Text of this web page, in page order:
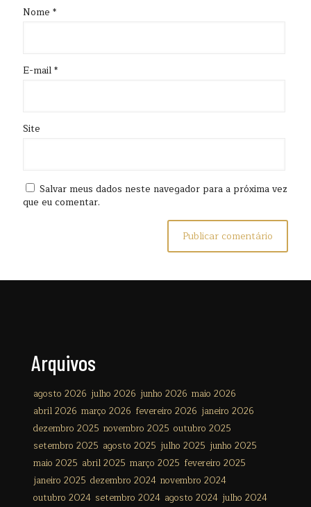
Nome *
E-mail*
Site
Salvar meus dados neste navegador para a próxima vez
que eu comentar.
Arquivos
agosto 2026 julho 2026 junho 2026 maio 2026
abril 2026 março 2026 fevereiro 2026 janeiro 2026
dezembro 2025 novembro 2025 outubro 2025
setembro 2025 agosto 2025 julho 2025 junho 2025
maio 2025 abril 2025 março 2025 fevereiro 2025
janeiro 2025 dezembro 2024 novembro 2024
outubro 2024 setembro 2024 agosto 2024 julho 2024